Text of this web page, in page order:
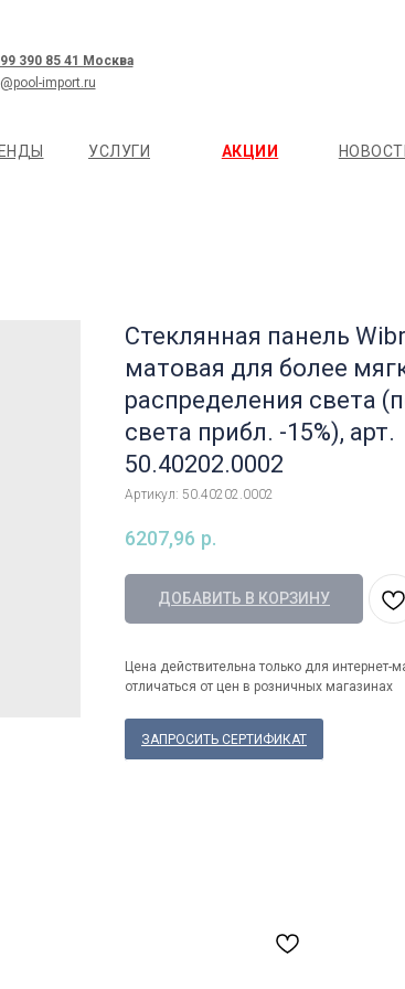
АКЦИИ
УСЛУГИ
390 85 41 Москва
import.ru
Стеклянная панель
матовая для более
распределения света
света прибл. -15%), арт.
50.40202.0002
Артикул: 50.40202.0002
6207,96 р.
ДОБАВИТЬ В КОРЗИНУ
Цена действительна только для интернет-
отличаться от цен в розничных магазинах
ЗАПРОСИТЬ СЕРТИФИКАТ